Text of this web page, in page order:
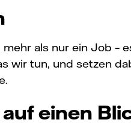
als nur ein Job –
wir tun, und setzen
einen